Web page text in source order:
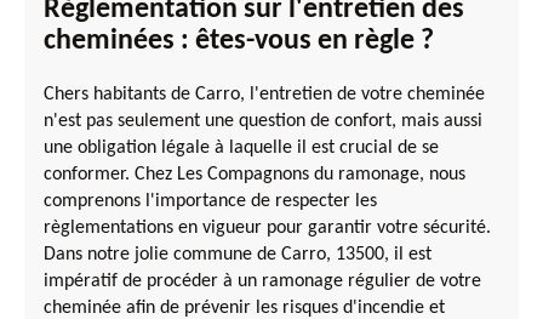
Règlementation sur l'entretien des
cheminées : êtes-vous en règle ?
Chers habitants de Carro, l'entretien de votre cheminée
n'est pas seulement une question de confort, mais aussi
une obligation légale à laquelle il est crucial de se
conformer. Chez Les Compagnons du ramonage, nous
comprenons l'importance de respecter les
règlementations en vigueur pour garantir votre sécurité.
Dans notre jolie commune de Carro, 13500, il est
impératif de procéder à un ramonage régulier de votre
cheminée afin de prévenir les risques d'incendie et